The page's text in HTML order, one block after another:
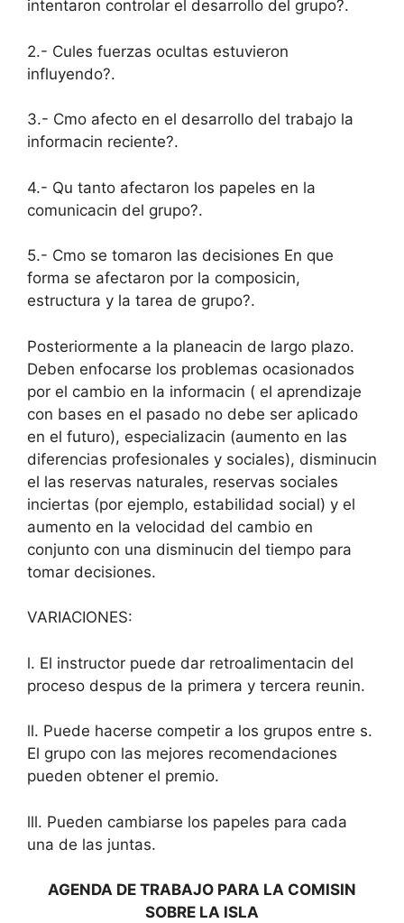
intentaron controlar el desarrollo del grupo?.
2.- Cules fuerzas ocultas estuvieron
influyendo?.
3.- Cmo afecto en el desarrollo del trabajo la
informacin reciente?.
4.- Qu tanto afectaron los papeles en la
comunicacin del grupo?.
5.- Cmo se tomaron las decisiones En que
forma se afectaron por la composicin,
estructura y la tarea de grupo?.
Posteriormente a la planeacin de largo plazo.
Deben enfocarse los problemas ocasionados
por el cambio en la informacin ( el aprendizaje
con bases en el pasado no debe ser aplicado
en el futuro), especializacin (aumento en las
diferencias profesionales y sociales), disminucin
el las reservas naturales, reservas sociales
inciertas (por ejemplo, estabilidad social) y el
aumento en la velocidad del cambio en
conjunto con una disminucin del tiempo para
tomar decisiones.
VARIACIONES:
l. El instructor puede dar retroalimentacin del
proceso despus de la primera y tercera reunin.
ll. Puede hacerse competir a los grupos entre s.
El grupo con las mejores recomendaciones
pueden obtener el premio.
lll. Pueden cambiarse los papeles para cada
una de las juntas.
AGENDA DE TRABAJO PARA LA COMISIN
SOBRE LA ISLA